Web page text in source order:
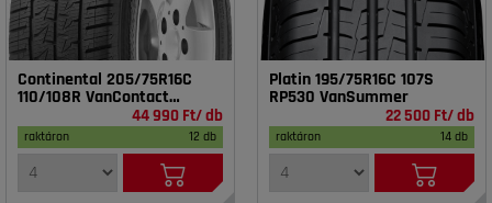
Continental 205/75R16C
110/108R VanContact
44 990 Ft/ db
raktáron 12 db
Platin 195/75R16C 107S
RP530 VanSummer
22 500 Ft/ db
raktáron 14 db